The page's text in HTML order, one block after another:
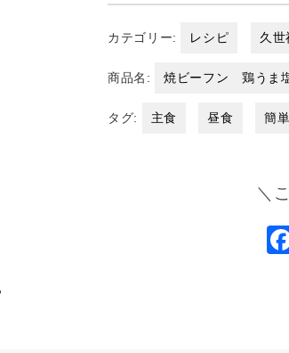
カテゴリー: レシピ 久世
商品名: 焼ビーフン 鶏うま
タグ: 主食 昼食 簡
＼